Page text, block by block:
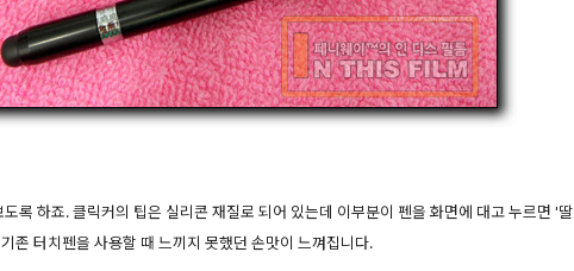
록 하죠. 클릭커의 팁은 실리콘 재질로 되어 있는데 이부분이 펜을 화면에 대고 누르면 '딸
존 터치펜을 사용할 때 느끼지 못했던 손맛이 느껴집니다.